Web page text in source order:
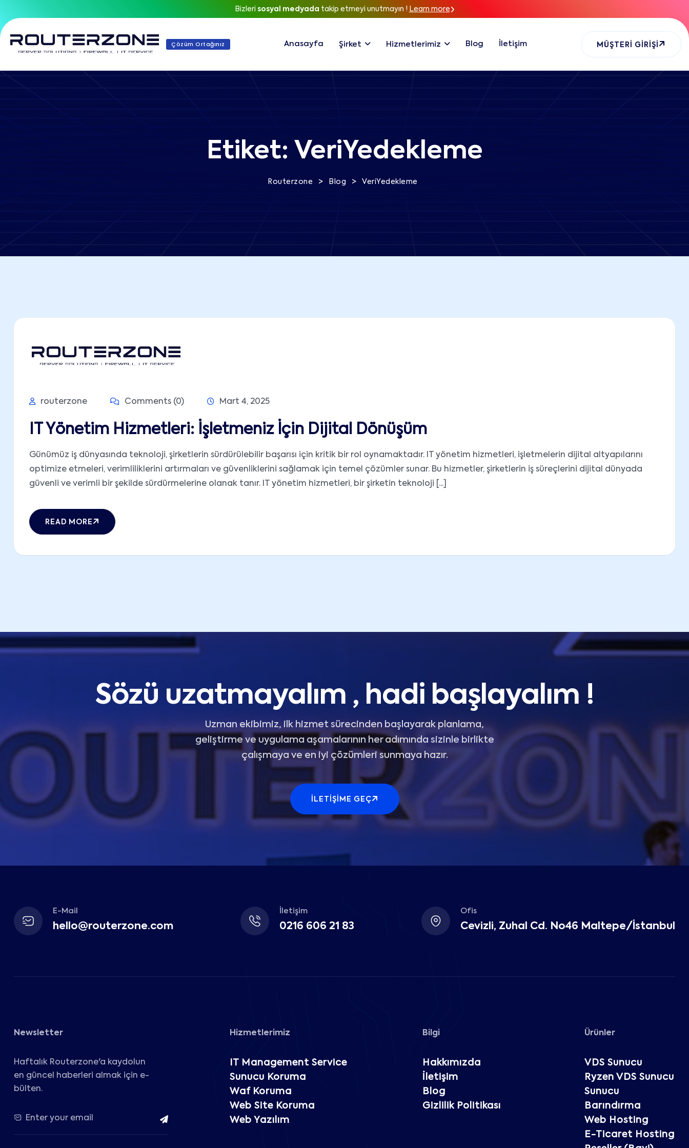
Bizleri sosyal medyada takip etmeyi unutmayın ! Learn more
Çözüm Ortağınız Anasayfa Şirket Hizmetlerimiz Blog İletişim MÜŞTERI GIRIŞI
Etiket: VeriYedekleme
Routerzone > Blog > VeriYedekleme
routerzone Comments (0) Mart 4, 2025
IT Yönetim Hizmetleri: İşletmeniz İçin Dijital Dönüşüm
Günümüz iş dünyasında teknoloji, şirketlerin sürdürülebilir başarısı için kritik bir rol oynamaktadır. IT yönetim hizmetleri, işletmelerin dijital altyapılarını
optimize etmeleri, verimliliklerini artırmaları ve güvenliklerini sağlamak için temel çözümler sunar. Bu hizmetler, şirketlerin iş süreçlerini dijital dünyada
güvenli ve verimli bir şekilde sürdürmelerine olanak tanır. IT yönetim hizmetleri, bir şirketin teknoloji [...]
READ MORE
Sözü uzatmayalım , hadi başlayalım !
Uzman ekibimiz, ilk hizmet sürecinden başlayarak planlama,
geliştirme ve uygulama aşamalarının her adımında sizinle birlikte
çalışmaya ve en iyi çözümleri sunmaya hazır.
İLETIŞIME GEÇ
E-Mail
hello@routerzone.com
İletişim
0216 606 21 83
Ofis
Cevizli, Zuhal Cd. No46 Maltepe/İstanbul
Newsletter
Haftalık Routerzone'a kaydolun
en güncel haberleri almak için e-
bülten.
Hizmetlerimiz
IT Management Service
Sunucu Koruma
Waf Koruma
Web Site Koruma
Web Yazılım
Bilgi
Hakkımızda
İletişim
Blog
Gizlilik Politikası
Ürünler
VDS Sunucu
Ryzen VDS Sunucu
Sunucu
Barındırma
Web Hosting
E-Ticaret Hosting